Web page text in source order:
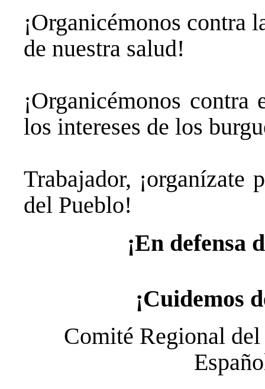
¡Organicémonos contra
de nuestra salud!
¡Organicémonos
los intereses de los
Trabajador, ¡organízate
del Pueblo!
¡En defensa
¡Cuidemos
Comité Regional